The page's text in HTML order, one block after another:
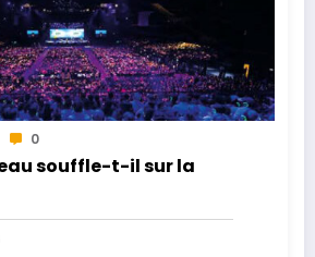
0
souffle-t-il sur la